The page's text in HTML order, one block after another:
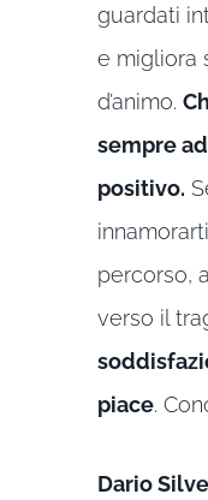
guardati
e migliora
d’animo.
sempre
positivo.
percorso,
verso il
piace.
Dario